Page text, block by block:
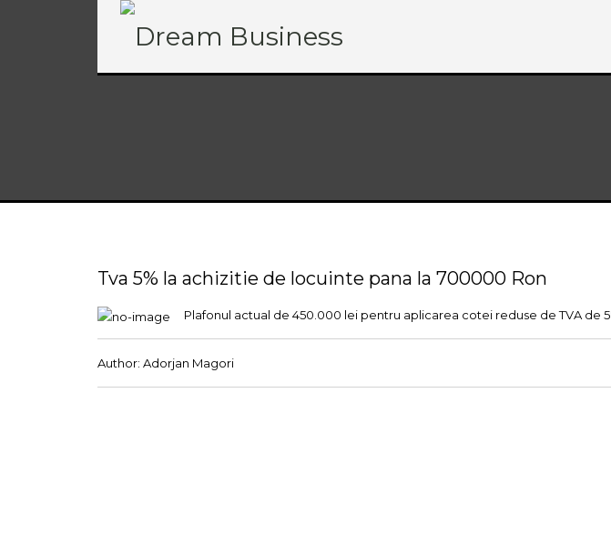
Tva 5% la achizitie de locuinte pana la 700000 Ron
Plafonul actual de 450.000 lei pentru aplicarea cotei reduse de TVA de
Author: Adorjan Magori